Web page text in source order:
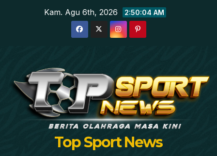
Kam. Agu 6th, 2026 2:50:05 AM
Top Sport News